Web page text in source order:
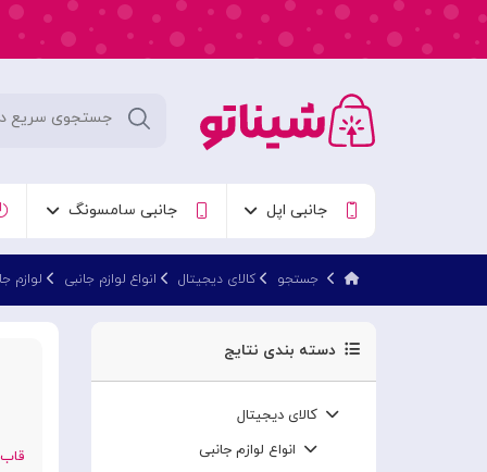
جانبی اپل جانبی سامسونگ
جستجو کالای دیجیتال انواع لوازم جانبی لوازم
دسته بندی نتایج
کالای دیجیتال
انواع لوازم جانبی